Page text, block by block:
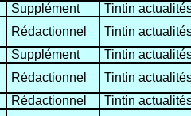
Supplément
Tintin
Rédactionnel
Tintin
Supplément
Tintin
Rédactionnel
Tintin
Rédactionnel
Tintin